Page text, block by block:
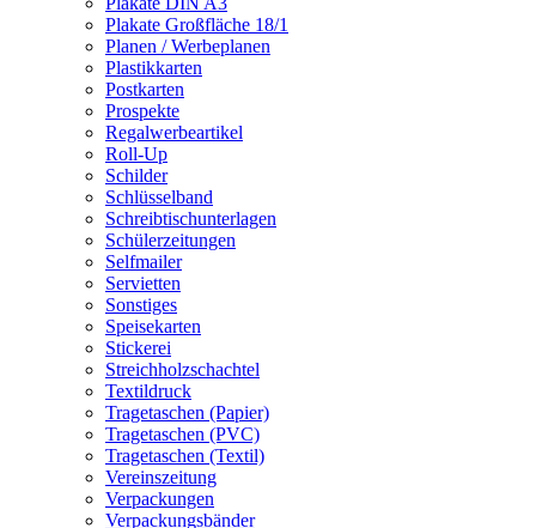
Plakate Großfläche 18/1
Planen / Werbeplanen
Plastikkarten
Postkarten
Prospekte
Regalwerbeartikel
Roll-Up
Schilder
Schlüsselband
Schreibtischunterlagen
Schülerzeitungen
Selfmailer
Servietten
Sonstiges
Speisekarten
Stickerei
Streichholzschachtel
Textildruck
Tragetaschen (Papier)
Tragetaschen (PVC)
Tragetaschen (Textil)
Vereinszeitung
Verpackungen
Verpackungsbänder